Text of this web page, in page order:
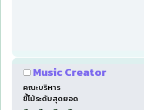
Music Creator
คณะบริหาร
ขี้โม้ระดับสุดยอด